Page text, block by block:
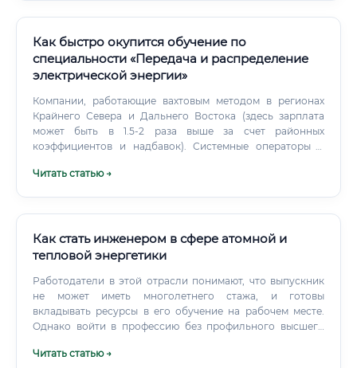
это сердце, которое качает энергию.
Как быстро окупится обучение по
специальности «Передача и распределение
электрической энергии»
Компании, работающие вахтовым методом в регионах
Крайнего Севера и Дальнего Востока (здесь зарплата
может быть в 1.5-2 раза выше за счет районных
коэффициентов и надбавок). Системные операторы и
Читать статью →
Как стать инженером в сфере атомной и
тепловой энергетики
Работодатели в этой отрасли понимают, что выпускник
не может иметь многолетнего стажа, и готовы
вкладывать ресурсы в его обучение на рабочем месте.
Однако войти в профессию без профильного высшего
Читать статью →